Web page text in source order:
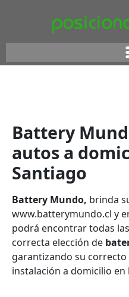
Battery
autos a
Santiago
Battery Mundo, brinda
www.batterymundo.cl y
podrá encontrar todas
correcta elección de
garantizando su
instalación a domicilio